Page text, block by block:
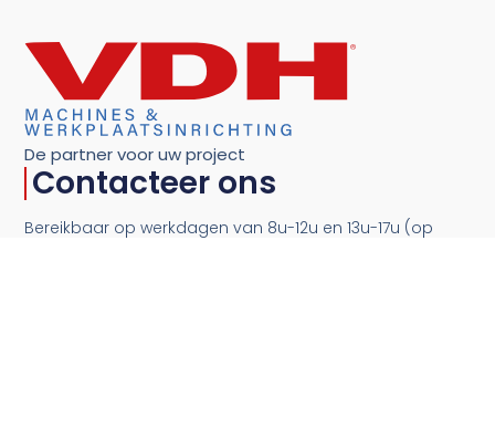
De partner voor uw project
Contacteer ons
Bereikbaar op werkdagen van 8u-12u en 13u-17u (op